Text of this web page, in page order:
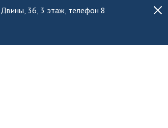
Двины, 36, 3 этаж, телефон 8